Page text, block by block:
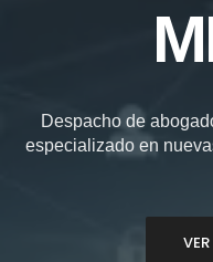
Despacho de
especializado en